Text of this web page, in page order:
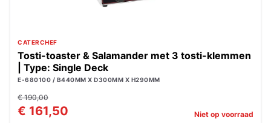
CATERCHEF
Tosti-toaster & Salamander met 3 tosti-klemmen
| Type: Single Deck
E-680100 / B440MM X D300MM X H290MM
€ 190,00
€ 161,50 Niet op voorraad